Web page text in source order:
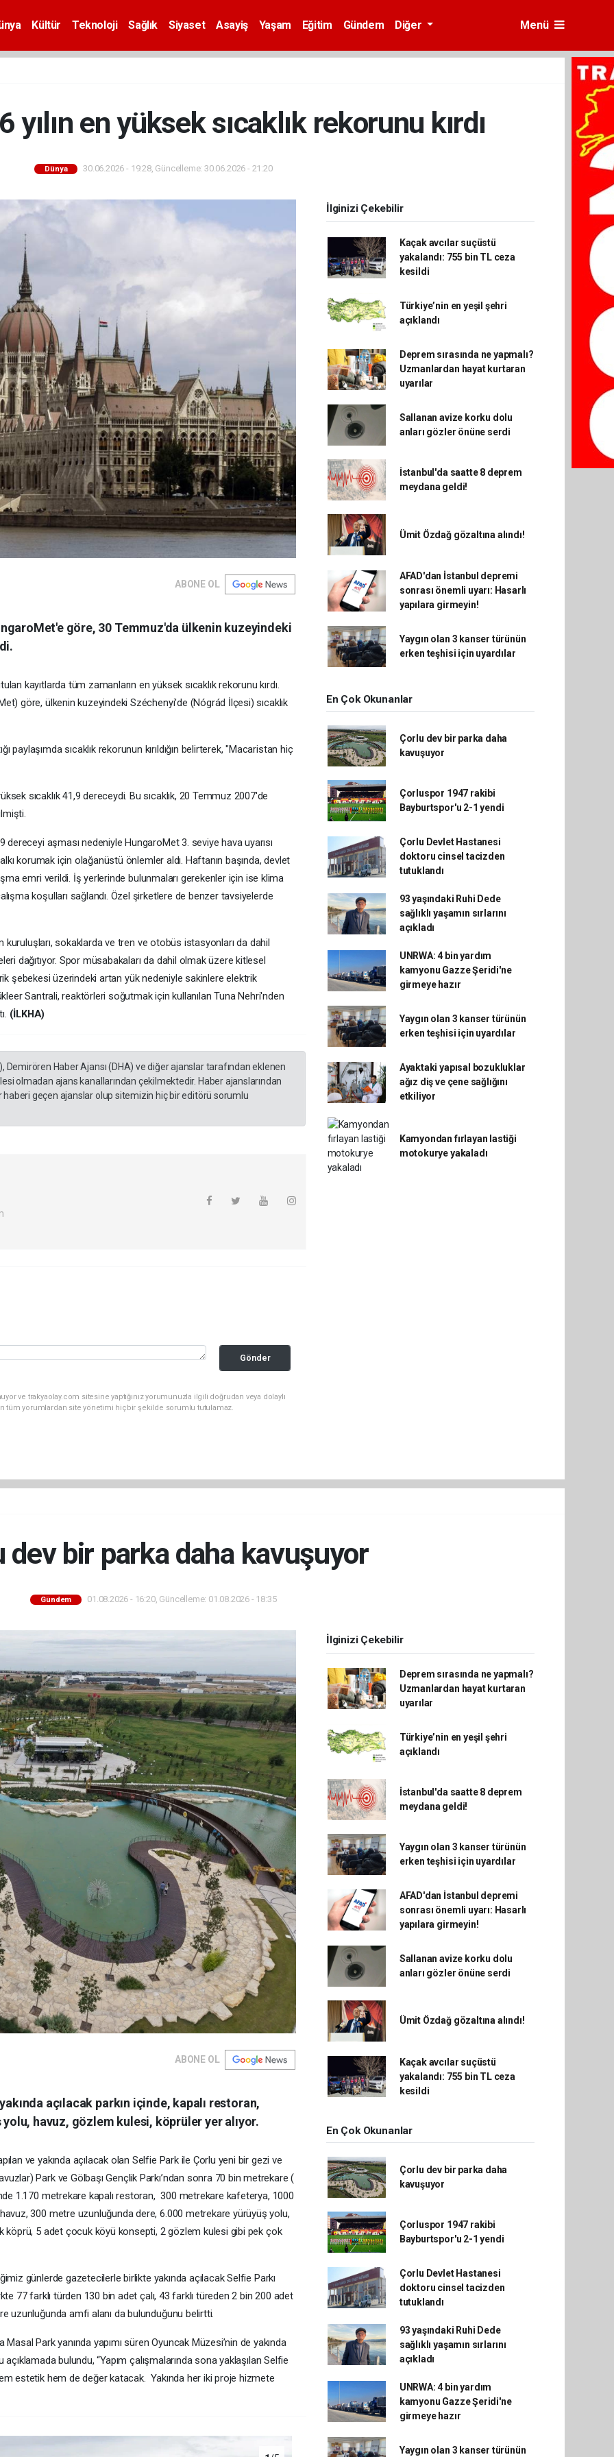
Kültür Teknoloji Sağlık Siyaset Asayiş Yaşam Eğitim Gündem Diğer Menü
en yüksek sıcaklık rekorunu kırdı
Dünya 30.06.2026 - 19:28, Güncelleme: 30.06.2026 - 21:20
ABONE OL
göre, 30 Temmuz'da ülkenin kuzeyindeki
kayıtlarda tüm zamanların en yüksek sıcaklık rekorunu kırdı.
göre, ülkenin kuzeyindeki Széchenyi'de (Nógrád İlçesi) sıcaklık
paylaşımda sıcaklık rekorunun kırıldığın belirterek, "Macaristan hiç
sıcaklık 41,9 dereceydi. Bu sıcaklık, 20 Temmuz 2007'de
dereceyi aşması nedeniyle HungaroMet 3. seviye hava uyarısı
korumak için olağanüstü önlemler aldı. Haftanın başında, devlet
emri verildi. İş yerlerinde bulunmaları gerekenler için ise klima
koşulları sağlandı. Özel şirketlere de benzer tavsiyelerde
kuruluşları, sokaklarda ve tren ve otobüs istasyonları da dahil
dağıtıyor. Spor müsabakaları da dahil olmak üzere kitlesel
şebekesi üzerindeki artan yük nedeniyle sakinlere elektrik
Santrali, reaktörleri soğutmak için kullanılan Tuna Nehri'nden
(İLKHA)
Demirören Haber Ajansı (DHA) ve diğer ajanslar tarafından eklenen
olmadan ajans kanallarından çekilmektedir. Haber ajanslarından
geçen ajanslar olup sitemizin hiç bir editörü sorumlu
Gönder
ve trakyaolay.com sitesine yaptığınız yorumunuzla ilgili doğrudan veya dolaylı
tüm yorumlardan site yönetimi hiçbir şekilde sorumlu tutulamaz.
İlginizi Çekebilir
Kaçak avcılar suçüstü
yakalandı: 755 bin TL ceza
kesildi
Türkiye’nin en yeşil şehri
açıklandı
Deprem sırasında ne yapmalı?
Uzmanlardan hayat kurtaran
uyarılar
Sallanan avize korku dolu
anları gözler önüne serdi
İstanbul'da saatte 8 deprem
meydana geldi!
Ümit Özdağ gözaltına alındı!
AFAD'dan İstanbul depremi
sonrası önemli uyarı: Hasarlı
yapılara girmeyin!
Yaygın olan 3 kanser türünün
erken teşhisi için uyardılar
En Çok Okunanlar
Çorlu dev bir parka daha
kavuşuyor
Çorluspor 1947 rakibi
Bayburtspor'u 2-1 yendi
Çorlu Devlet Hastanesi
doktoru cinsel tacizden
tutuklandı
93 yaşındaki Ruhi Dede
sağlıklı yaşamın sırlarını
açıkladı
UNRWA: 4 bin yardım
kamyonu Gazze Şeridi'ne
girmeye hazır
Yaygın olan 3 kanser türünün
erken teşhisi için uyardılar
Ayaktaki yapısal bozukluklar
ağız diş ve çene sağlığını
etkiliyor
Kamyondan fırlayan lastiği
motokurye yakaladı
dev bir parka daha kavuşuyor
Gündem 01.08.2026 - 16:20, Güncelleme: 01.08.2026 - 18:35
ABONE OL
açılacak parkın içinde, kapalı restoran,
havuz, gözlem kulesi, köprüler yer alıyor.
ve yakında açılacak olan Selfie Park ile Çorlu yeni bir gezi ve
Park ve Gölbaşı Gençlik Parkı’ndan sonra 70 bin metrekare (
1.170 metrekare kapalı restoran, 300 metrekare kafeterya, 1000
300 metre uzunluğunda dere, 6.000 metrekare yürüyüş yolu,
köprü, 5 adet çocuk köyü konsepti, 2 gözlem kulesi gibi pek çok
günlerde gazetecilerle birlikte yakında açılacak Selfie Parkı
77 farklı türden 130 bin adet çalı, 43 farklı türeden 2 bin 200 adet
uzunluğunda amfi alanı da bulunduğunu belirtti.
Park yanında yapımı süren Oyuncak Müzesi’nin de yakında
bulundu, “Yapım çalışmalarında sona yaklaşılan Selfie
estetik hem de değer katacak. Yakında her iki proje hizmete
İlginizi Çekebilir
Deprem sırasında ne yapmalı?
Uzmanlardan hayat kurtaran
uyarılar
Türkiye’nin en yeşil şehri
açıklandı
İstanbul'da saatte 8 deprem
meydana geldi!
Yaygın olan 3 kanser türünün
erken teşhisi için uyardılar
AFAD'dan İstanbul depremi
sonrası önemli uyarı: Hasarlı
yapılara girmeyin!
Sallanan avize korku dolu
anları gözler önüne serdi
Ümit Özdağ gözaltına alındı!
Kaçak avcılar suçüstü
yakalandı: 755 bin TL ceza
kesildi
En Çok Okunanlar
Çorlu dev bir parka daha
kavuşuyor
Çorluspor 1947 rakibi
Bayburtspor'u 2-1 yendi
Çorlu Devlet Hastanesi
doktoru cinsel tacizden
tutuklandı
93 yaşındaki Ruhi Dede
sağlıklı yaşamın sırlarını
açıkladı
UNRWA: 4 bin yardım
kamyonu Gazze Şeridi'ne
girmeye hazır
Yaygın olan 3 kanser türünün